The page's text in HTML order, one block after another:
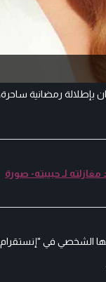
بإطلالة رمضانية
لـ حبيبته- صورة
الشخصي في